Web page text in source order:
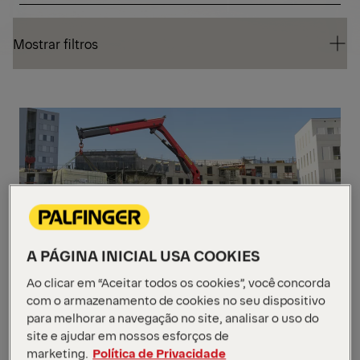
Mostrar filtros
Mostrar filtros
PK 7.001 SLD 1
Momento máximo de elevação
6,2 mt
Capacidade máxima de carga
A PÁGINA INICIAL USA COOKIES
Ao clicar em “Aceitar todos os cookies”, você concorda
com o armazenamento de cookies no seu dispositivo
para melhorar a navegação no site, analisar o uso do
site e ajudar em nossos esforços de
marketing. Política de Privacidade